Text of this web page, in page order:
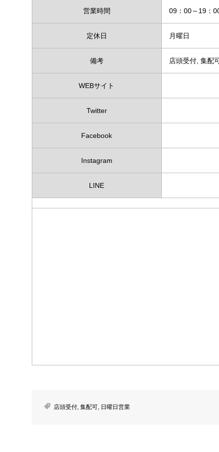
営業時間 09：00～19：
定休日 月曜日
備考 店頭受付, 集配
WEBサイト
Twitter
Facebook
Instagram
LINE
店頭受付, 集配可, 日曜日営業